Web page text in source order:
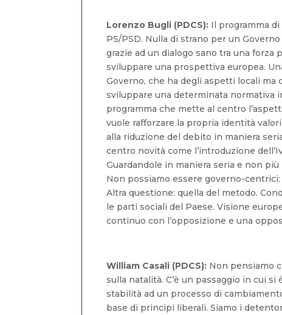
Lorenzo Bugli (PDCS): Il programma
PS/PSD. Nulla di strano per un
grazie ad un dialogo sano tra una
sviluppare una prospettiva europea.
Governo, che ha degli aspetti locali
sviluppare una determinata normativa
programma che mette al centro
vuole rafforzare la propria identità
alla riduzione del debito in maniera
centro novità come l’introduzione
Guardandole in maniera seria e non
Non possiamo essere governo-
Altra questione: quella del metodo.
le parti sociali del Paese. Visione
continuo con l’opposizione e una
William Casali (PDCS): Non pensiamo
sulla natalità. C’è un passaggio in cui
stabilità ad un processo di
base di principi liberali. Siamo i